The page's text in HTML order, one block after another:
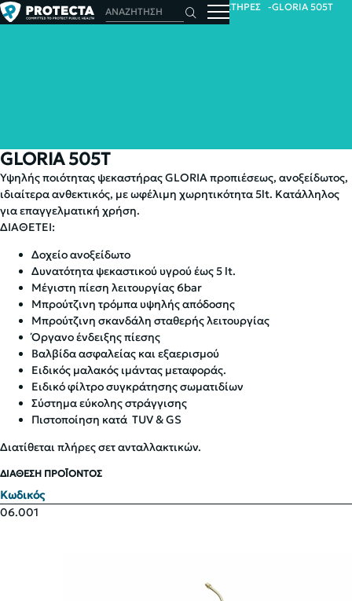
ΑΡΧΙΚΗ ΨΕΚΑΣΤΙΚΑ ΜΗΧΑΝΗΜΑΤΑ ΨΕΚΑΣΤΗΡΕΣ GLORIA 505T
GLORIA 505T
Υψηλής ποιότητας ψεκαστήρας GLORIA προπιέσεως, ανοξείδωτος,
ιδιαίτερα ανθεκτικός, με ωφέλιμη χωρητικότητα 5lt. Κατάλληλος
για επαγγελματική χρήση.
ΔΙΑΘΕΤΕΙ:
Δοχείο ανοξείδωτο
Δυνατότητα ψεκαστικού υγρού έως 5 lt.
Μέγιστη πίεση λειτουργίας 6bar
Μπρούτζινη τρόμπα υψηλής απόδοσης
Μπρούτζινη σκανδάλη σταθερής λειτουργίας
Όργανο ένδειξης πίεσης
Βαλβίδα ασφαλείας και εξαερισμού
Ειδικός μαλακός ιμάντας μεταφοράς.
Ειδικό φίλτρο συγκράτησης σωματιδίων
Σύστημα εύκολης στράγγισης
Πιστοποίηση κατά TUV & GS
Διατίθεται πλήρες σετ ανταλλακτικών.
ΔΙΑΘΕΣΗ ΠΡΟΪΟΝΤΟΣ
Κωδικός
06.001